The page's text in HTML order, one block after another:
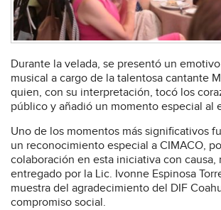
Durante la velada, se presentó un
musical a cargo de la talentosa cantante
quien, con su interpretación, tocó los
público y añadió un momento especial al
Uno de los momentos más significativos
un reconocimiento especial a CIMACO,
colaboración en esta iniciativa con causa,
entregado por la Lic. Ivonne Espinosa
muestra del agradecimiento del DIF
compromiso social.